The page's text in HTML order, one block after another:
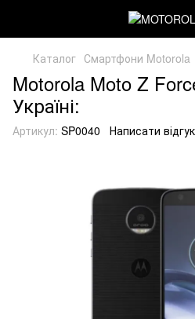
Каталог Смартфони Motorola
Motorola Moto Z
Україні:
Артикул: SP0040 Написати відгук